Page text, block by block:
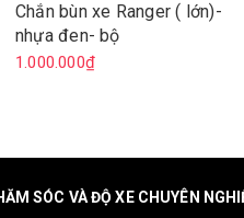
Chắn bùn xe Ranger ( lớn)-
nhựa đen- bộ
1.000.000₫
SÓC VÀ ĐỘ XE CHUYÊN